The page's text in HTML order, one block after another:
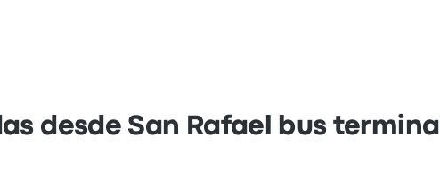
desde San Rafael bus terminal